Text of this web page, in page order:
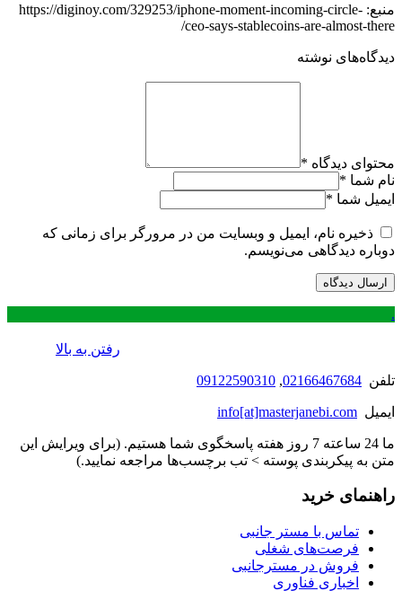
منبع: https://diginoy.com/329253/iphone-moment-incoming-circle-
ceo-says-stablecoins-are-almost-there/
دیدگاه‌های نوشته
محتوای دیدگاه *
نام شما *
ایمیل شما *
ذخیره نام، ایمیل و وبسایت من در مرورگر برای زمانی که
دوباره دیدگاهی می‌نویسم.
.
رفتن به بالا
تلفن 02166467684
,
09122590310
ایمیل info[at]masterjanebi.com
ما 24 ساعته 7 روز هفته پاسخگوی شما هستیم. (برای ویرایش این
متن به پیکربندی پوسته > تب برچسب‌ها مراجعه نمایید.)
راهنمای خرید
تماس با مستر جانبی
فرصت‌های شغلی
فروش در مسترجانبی
اخباری فناوری